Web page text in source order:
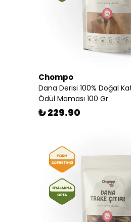
Chompo
Dana Derisi 100% Doğal
Ödül Maması 100 Gr
₺ 229.90